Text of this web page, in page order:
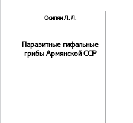
Осипян Л. Л.
Паразитные гифальные
грибы Армянской ССР